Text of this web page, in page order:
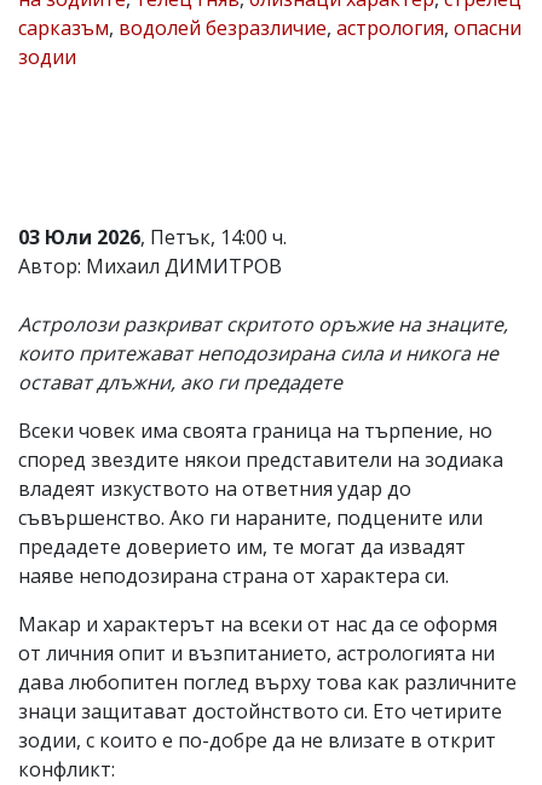
Коментарите
статиите
носи
отговорност
Ако
откриете
обиден
за
коментар,
моля
сигнализирайте
сарказъм, водолей безразличие, астрология, опасни
зодии
03 Юли 2026, Петък, 14:00 ч.
Автор: Михаил ДИМИТРОВ
Астролози разкриват скритото оръжие на знаците,
които притежават неподозирана сила и никога не
остават длъжни, ако ги предадете
Всеки човек има своята граница на търпение, но
според звездите някои представители на зодиака
владеят изкуството на ответния удар до
съвършенство. Ако ги нараните, подцените или
предадете доверието им, те могат да извадят
наяве неподозирана страна от характера си.
Макар и характерът на всеки от нас да се оформя
от личния опит и възпитанието, астрологията ни
дава любопитен поглед върху това как различните
знаци защитават достойнството си. Ето четирите
зодии, с които е по-добре да не влизате в открит
конфликт: